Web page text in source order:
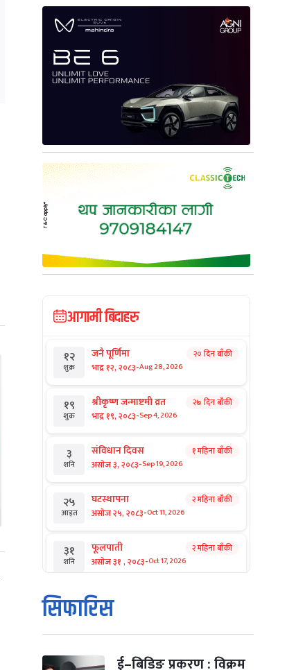
आगामी बिदाहरु
१२
शुक्र
जनै पूर्णिमा
भाद्र १२, २०८३-Aug 28, 2026
२० दिन बाँकी
१९
शुक्र
श्रीकृष्ण जन्माष्टमी व्रत
भाद्र १९, २०८३-Sep 4, 2026
२७ दिन बाँकी
३
शनि
संविधान दिवस
असोज ३, २०८३-Sep 19, 2026
१ महिना बाँकी
२५
आइत
घटस्थापना
असोज २५, २०८३-Oct 11, 2026
२ महिना बाँकी
३१
शनि
फूलपाती
असोज ३१ , २०८३-Oct 17, 2026
२ महिना बाँकी
१
आइत
कार्तिक सङ्क्रान्ति
कार्तिक १, २०८३
मंगल कार्तिक ३, २०८३-Oct 20, 2026
सिफारिस
ई–बिडिङ प्रकरण : विक्रम